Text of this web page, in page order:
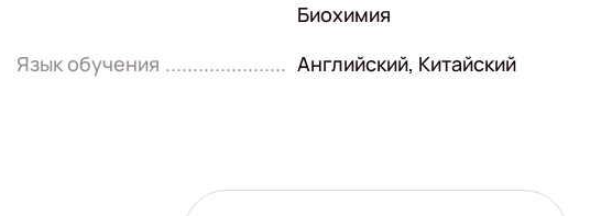
Биохимия
Язык обучения
Английский, Китайский